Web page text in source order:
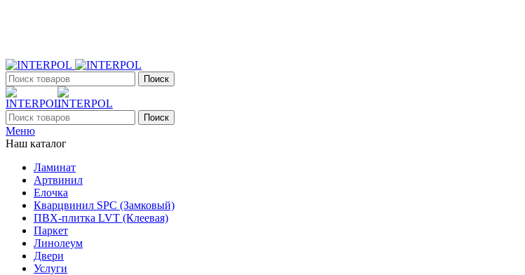
Поиск
Поиск
Меню
Наш каталог
Ламинат
Артвинил
Елочка
Кварцвинил SPC (Замковый)
ПВХ-плитка LVT (Клеевая)
Паркет
Линолеум
Двери
Услуги